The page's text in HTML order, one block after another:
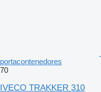
portacontenedores
70
IVECO TRAKKER 310